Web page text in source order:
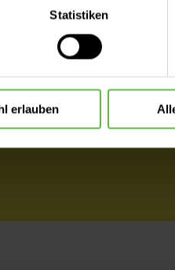
zu benutzen, eine
oder widerrufen.
Statistiken
erlauben